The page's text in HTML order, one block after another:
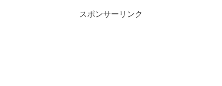
スポンサーリンク